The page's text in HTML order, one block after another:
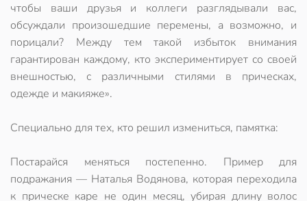
чтобы ваши друзья и коллеги разглядывали вас,
обсуждали произошедшие перемены, а возможно, и
порицали? Между тем такой избыток внимания
гарантирован каждому, кто экспериментирует со своей
внешностью, с различными стилями в прическах,
одежде и макияже».
Специально для тех, кто решил измениться, памятка:
Постарайся меняться постепенно. Пример для
подражания — Наталья Водянова, которая переходила
к прическе каре не один месяц, убирая длину волос